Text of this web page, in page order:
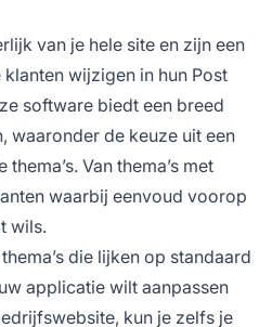
van je hele site en zijn een
wijzigen in hun Post
software biedt een breed
waaronder de keuze uit een
Van thema’s met
waarbij eenvoud voorop
wils.
die lijken op standaard
applicatie wilt aanpassen
kun je zelfs je